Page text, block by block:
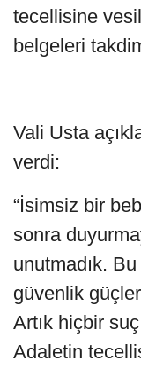
tecellisine
belgeleri
Vali Usta
verdi:
“İsimsiz bir
sonra
unutmadık.
güvenlik
Artık hiçbir
Adaletin